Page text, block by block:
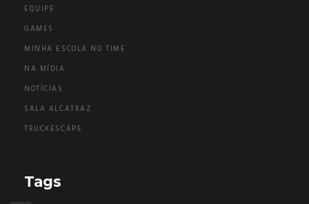
EQUIPE
GAMES
MINHA ESCOLA NO TIME
NA MÍDIA
NOTÍCIAS
SALA ALCATRAZ
TRUCKESCAPE
Tags